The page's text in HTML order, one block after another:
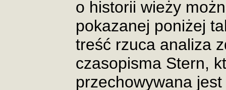
o historii wieży
pokazanej poniżej
treść rzuca analiza
czasopisma Stern,
przechowywana